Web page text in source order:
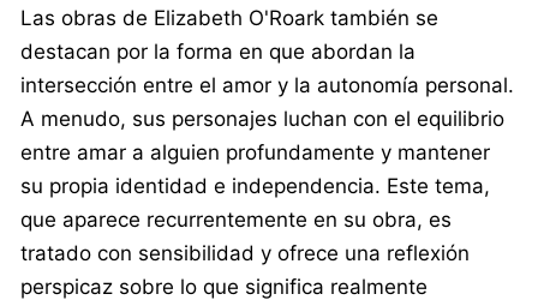
Las obras de Elizabeth O'Roark también se
destacan por la forma en que abordan la
intersección entre el amor y la autonomía personal.
A menudo, sus personajes luchan con el equilibrio
entre amar a alguien profundamente y mantener
su propia identidad e independencia. Este tema,
que aparece recurrentemente en su obra, es
tratado con sensibilidad y ofrece una reflexión
perspicaz sobre lo que significa realmente